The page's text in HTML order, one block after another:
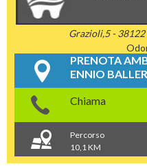
Grazioli,5 - 38122
PRENOTA
ENNIO
Chiama
Percorso
10,1 KM